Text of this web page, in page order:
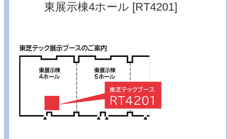
東展示棟4ホール [RT4201]